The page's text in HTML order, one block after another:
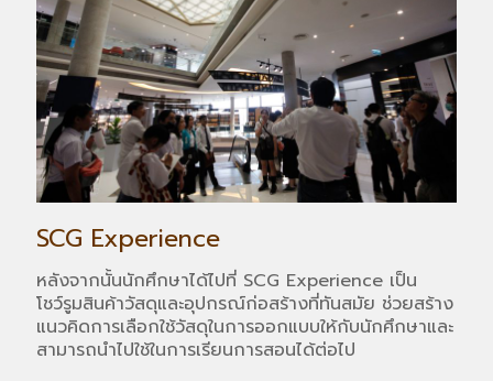
SCG Experience
หลังจากนั้นนักศึกษาได้ไปที่ SCG Experience เป็น
โชว์รูมสินค้าวัสดุและอุปกรณ์ก่อสร้างที่ทันสมัย ช่วยสร้าง
แนวคิดการเลือกใช้วัสดุในการออกแบบให้กับนักศึกษาและ
สามารถนำไปใช้ในการเรียนการสอนได้ต่อไป